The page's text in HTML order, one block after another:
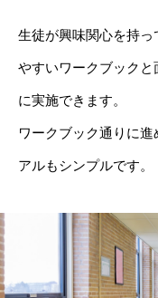
トーク力強化｜探究学
カタチに残す｜探究学
TWICE PLANのワー
スキルで探究
その他の探究
生徒が興味関心を持
やすいワークブック
に実施できます。
ワークブック通りに
アルもシンプルです。